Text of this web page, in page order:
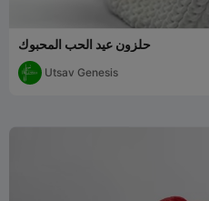
حلزون عيد الحب المحبوك
Utsav Genesis